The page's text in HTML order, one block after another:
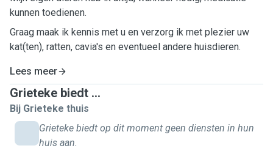
kunnen toedienen.
Graag maak ik kennis met u en verzorg ik met plezier uw
kat(ten), ratten, cavia's en eventueel andere huisdieren.
Lees meer
Grieteke biedt ...
Bij Grieteke thuis
Grieteke biedt op dit moment geen diensten in hun
huis aan.